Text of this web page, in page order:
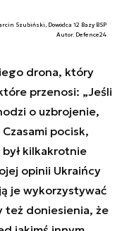
Szubiński, Dowódca 12 Bazy BSP
Autor. Defence24
drona, który
przenosi: „Jeśli
o uzbrojenie,
pocisk,
kilkakrotnie
opinii Ukraińcy
je wykorzystywać
też doniesienia, że